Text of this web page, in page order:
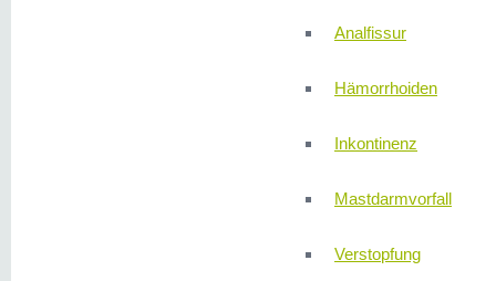
Analfissur
Hämorrhoiden
Inkontinenz
Mastdarmvorfall
Verstopfung